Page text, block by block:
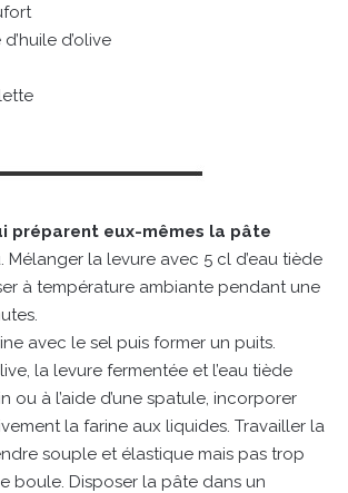
d’olive
préparent eux-mêmes la pâte
Mélanger la levure avec 5 cl d’eau tiède
à température ambiante pendant une
avec le sel puis former un puits.
la levure fermentée et l’eau tiède
ou à l’aide d’une spatule, incorporer
la farine aux liquides. Travailler la
souple et élastique mais pas trop
boule. Disposer la pâte dans un